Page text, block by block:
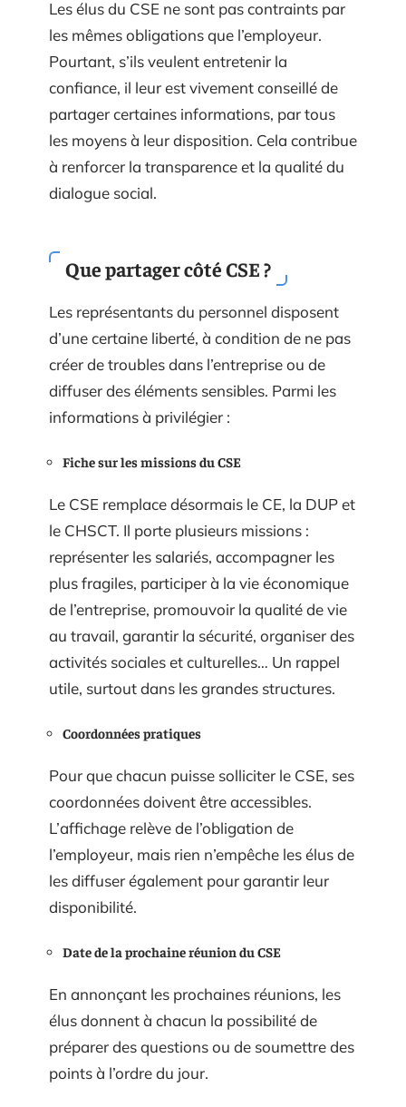
Les élus du CSE ne sont pas contraints par
les mêmes obligations que l’employeur.
Pourtant, s’ils veulent entretenir la
confiance, il leur est vivement conseillé de
partager certaines informations, par tous
les moyens à leur disposition. Cela contribue
à renforcer la transparence et la qualité du
dialogue social.
Que partager côté CSE ?
Les représentants du personnel disposent
d’une certaine liberté, à condition de ne pas
créer de troubles dans l’entreprise ou de
diffuser des éléments sensibles. Parmi les
informations à privilégier :
Fiche sur les missions du CSE
Le CSE remplace désormais le CE, la DUP et
le CHSCT. Il porte plusieurs missions :
représenter les salariés, accompagner les
plus fragiles, participer à la vie économique
de l’entreprise, promouvoir la qualité de vie
au travail, garantir la sécurité, organiser des
activités sociales et culturelles… Un rappel
utile, surtout dans les grandes structures.
Coordonnées pratiques
Pour que chacun puisse solliciter le CSE, ses
coordonnées doivent être accessibles.
L’affichage relève de l’obligation de
l’employeur, mais rien n’empêche les élus de
les diffuser également pour garantir leur
disponibilité.
Date de la prochaine réunion du CSE
En annonçant les prochaines réunions, les
élus donnent à chacun la possibilité de
préparer des questions ou de soumettre des
points à l’ordre du jour.